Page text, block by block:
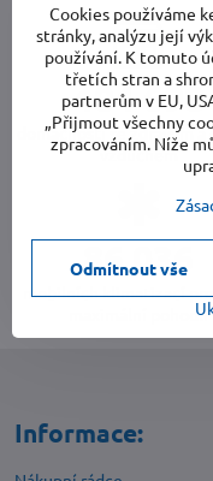
416 514
domácností se zdravým
vzduchem
88 548
mobilních klimatizací
maximální pohodlí
Informace:
Cookies používáme
stránky, analýzu její
používání. K tomuto
třetích stran a
partnerům v EU,
„Přijmout všechny
zpracováním. Níže
Odmítnout vše